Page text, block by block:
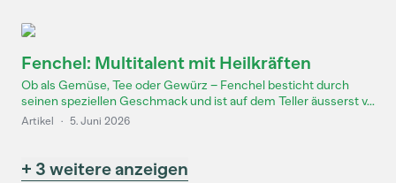
Fenchel: Multitalent mit Heilkräften
Ob als Gemüse, Tee oder Gewürz – Fenchel besticht durch
seinen speziellen Geschmack und ist auf dem Teller äusserst v...
Artikel · 5. Juni 2026
+ 3 weitere anzeigen